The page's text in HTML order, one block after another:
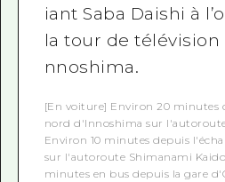
iant Saba Daishi à
la tour de télévision
nnoshima.
[En voiture] Environ 20 minutes
nord d'Innoshima sur
Environ 10 minutes depuis
sur l'autoroute Shimanami
minutes en bus depuis la gare